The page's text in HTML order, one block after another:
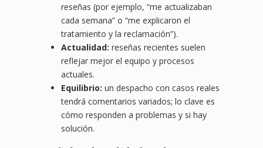
reseñas (por ejemplo, “me actualizaban
cada semana” o “me explicaron el
tratamiento y la reclamación”).
Actualidad: reseñas recientes suelen
reflejar mejor el equipo y procesos
actuales.
Equilibrio: un despacho con casos reales
tendrá comentarios variados; lo clave es
cómo responden a problemas y si hay
solución.